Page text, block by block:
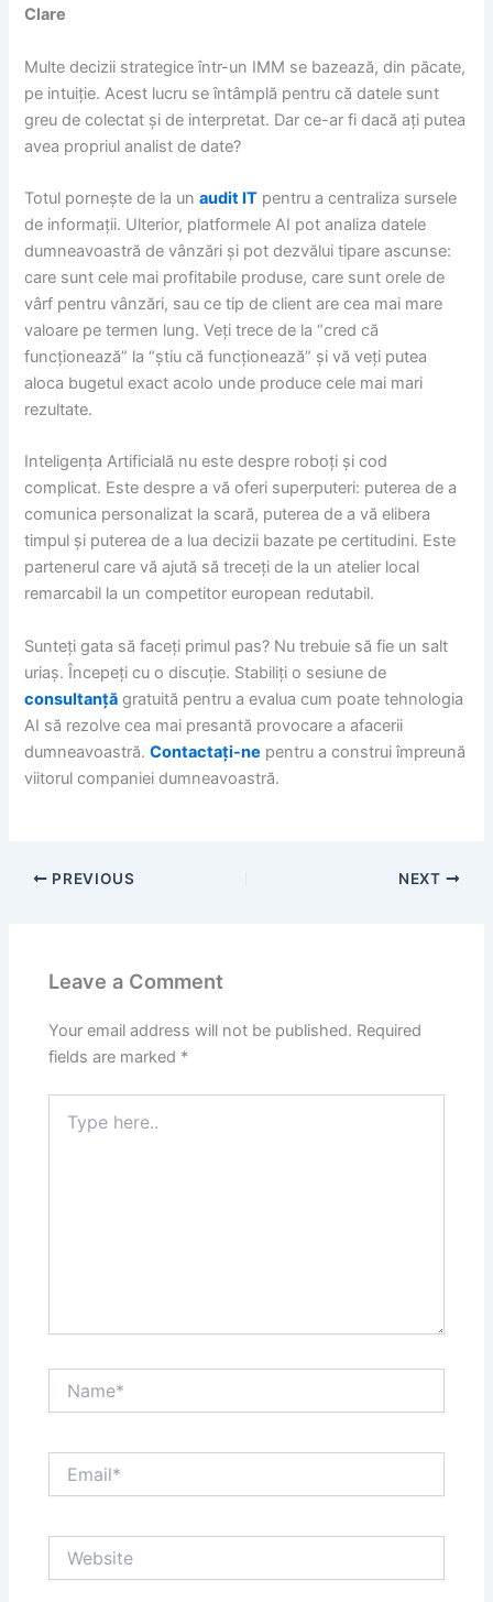
Clare
Multe decizii strategice într-un IMM se bazează, din păcate,
pe intuiție. Acest lucru se întâmplă pentru că datele sunt
greu de colectat și de interpretat. Dar ce-ar fi dacă ați putea
avea propriul analist de date?
Totul pornește de la unaudit IT pentru a centraliza sursele
de informații. Ulterior, platformele AI pot analiza datele
dumneavoastră de vânzări și pot dezvălui tipare ascunse:
care sunt cele mai profitabile produse, care sunt orele de
vârf pentru vânzări, sau ce tip de client are cea mai mare
valoare pe termen lung. Veți trece de la “cred că
funcționează” la “știu că funcționează” și vă veți putea
aloca bugetul exact acolo unde produce cele mai mari
rezultate.
Inteligența Artificială nu este despre roboți și cod
complicat. Este despre a vă oferi superputeri: puterea de a
comunica personalizat la scară, puterea de a vă elibera
timpul și puterea de a lua decizii bazate pe certitudini. Este
partenerul care vă ajută să treceți de la un atelier local
remarcabil la un competitor european redutabil.
Sunteți gata să faceți primul pas? Nu trebuie să fie un salt
uriaș. Începeți cu o discuție. Stabiliți o sesiune de
consultanță gratuită pentru a evalua cum poate tehnologia
AI să rezolve cea mai presantă provocare a afacerii
dumneavoastră.Contactați-ne pentru a construi împreună
viitorul companiei dumneavoastră.
PREVIOUS NEXT
Leave a Comment
Your email address will not be published. Required
fields are marked *
here..